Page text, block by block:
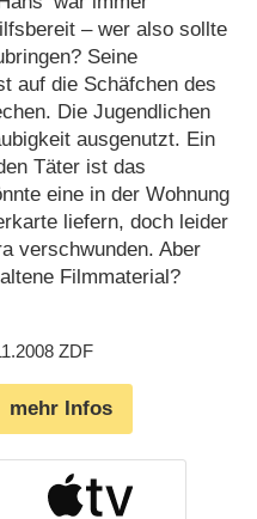
– wer also sollte
Seine
auf die Schäfchen des
Die Jugendlichen
ausgenutzt. Ein
Täter ist das
eine in der Wohnung
liefern, doch leider
verschwunden. Aber
Filmmaterial?
ZDF
mehr Infos